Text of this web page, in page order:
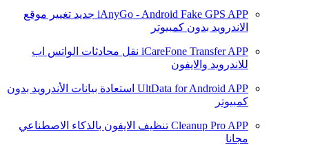
iAnyGo - Android Fake GPS APP جديد تغيير موقع
الاندرويد بدون كمبيوتر
iCareFone Transfer APP نقل محادثات الواتس اب
للاندرويد والايفون
UltData for Android APP استعادة بيانات الأندرويد بدون
كمبيوتر
Cleanup Pro APP تنظيف الايفون بالذكاء الاصطناعي
مجانا